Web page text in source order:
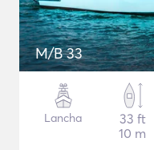
M/B 33
Lancha
33 ft
10 m